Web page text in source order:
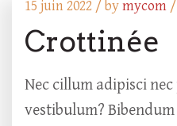
15 juin 2022 /bymycom
Crottinée
Nec cillum adipisci
vestibulum?